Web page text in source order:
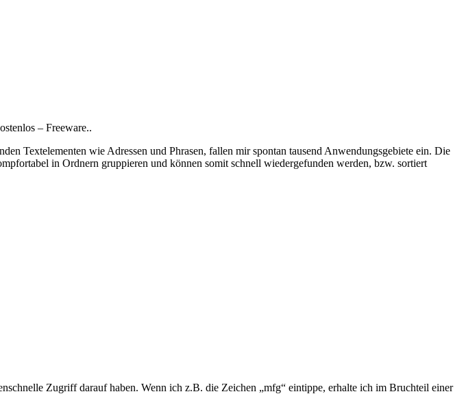
– Freeware..
Textelementen wie Adressen und Phrasen, fallen mir spontan tausend Anwendungsgebiete ein. Die
in Ordnern gruppieren und können somit schnell wiedergefunden werden, bzw. sortiert
Zugriff darauf haben. Wenn ich z.B. die Zeichen „mfg“ eintippe, erhalte ich im Bruchteil einer